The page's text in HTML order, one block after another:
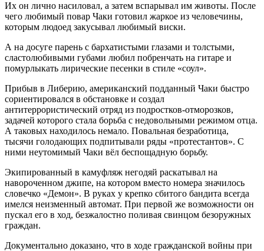
Их он лично насиловал, а затем вспарывал им животы. После
чего любимый повар Чаки готовил жаркое из человечины,
которым людоед закусывал любимый виски.
А на досуге парень с бархатистыми глазами и толстыми,
сластолюбивыми губами любил побренчать на гитаре и
помурлыкать лирические песенки в стиле «соул».
Прибыв в Либерию, американский подданный Чаки быстро
сориентировался в обстановке и создал
антитеррористический отряд из подростков-отморозков,
задачей которого стала борьба с недовольными режимом отца.
А таковых находилось немало. Повальная безработица,
тысячи голодающих подпитывали ряды «протестантов». С
ними неутомимый Чаки вёл беспощадную борьбу.
Экипированный в камуфляж негодяй раскатывал на
навороченном джипе, на котором вместо номера значилось
словечко «Демон». В руках у крепко сбитого бандита всегда
имелся неизменный автомат. При первой же возможности он
пускал его в ход, безжалостно поливая свинцом безоружных
граждан.
Документально доказано, что в ходе гражданской войны при